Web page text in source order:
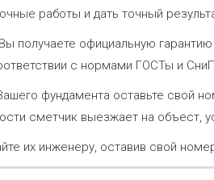
работы и дать точный
получаете официальную
с нормами ГОСТы и
фундамента оставьте свой
сметчик выезжает на объест,
их инженеру, оставив свой